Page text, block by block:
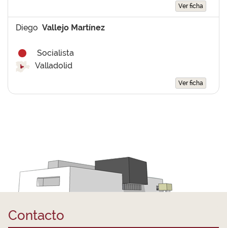
Ver ficha
Diego Vallejo Martínez
Socialista
Valladolid
Ver ficha
Contacto